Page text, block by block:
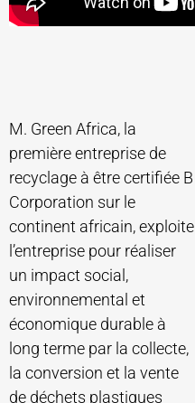
M. Green Africa, la
première entreprise de
recyclage à être certifiée B
Corporation sur le
continent africain, exploite
l’entreprise pour réaliser
un impact social,
environnemental et
économique durable à
long terme par la collecte,
la conversion et la vente
de déchets plastiques